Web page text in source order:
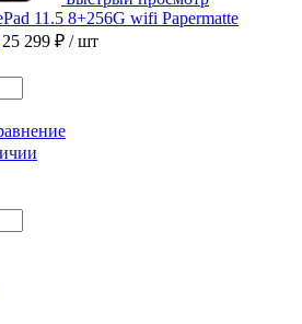
11.5 8+256G wifi Papermatte
25 299 ₽ / шт